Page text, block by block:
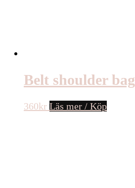
Belt shoulder bag
360kr Läs mer / Köp